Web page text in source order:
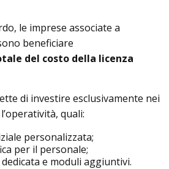
le imprese associate a
beneficiare
del costo della licenza
di investire esclusivamente nei
quali:
personalizzata;
per il personale;
e moduli aggiuntivi.